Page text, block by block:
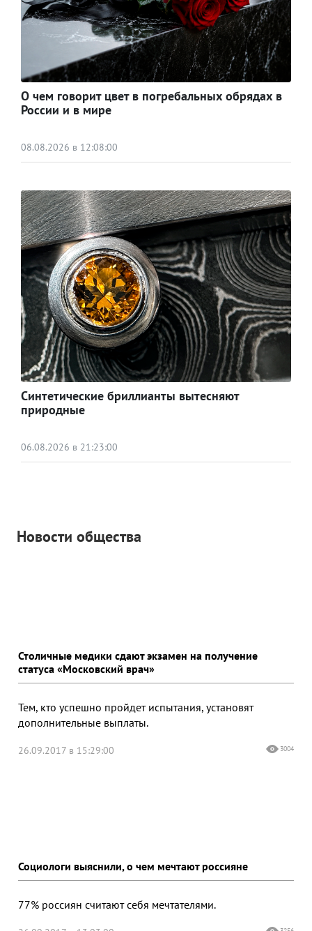
О чем говорит цвет в погребальных обрядах в
России и в мире
08.08.2026 в 12:08:00
Синтетические бриллианты вытесняют
природные
06.08.2026 в 21:23:00
Новости общества
Столичные медики сдают экзамен на получение
статуса «Московский врач»
Тем, кто успешно пройдет испытания, установят
дополнительные выплаты.
26.09.2017 в 15:29:00 3004
Социологи выяснили, о чем мечтают россияне
77% россиян считают себя мечтателями.